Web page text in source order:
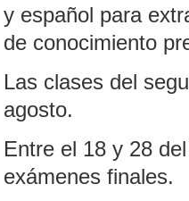
y español para
de conocimiento
Las clases del
agosto.
Entre el 18 y 28
exámenes finales.